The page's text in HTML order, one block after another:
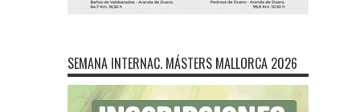
SEMANA INTERNAC. MÁSTERS MALLORCA 2026